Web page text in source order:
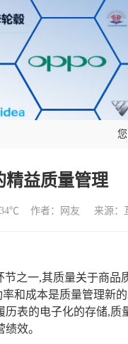
精益质量管理
作者：网友 来源：
之一,其质量关于商品
和成本是质量管理新
表的电子化的存储,质
效。